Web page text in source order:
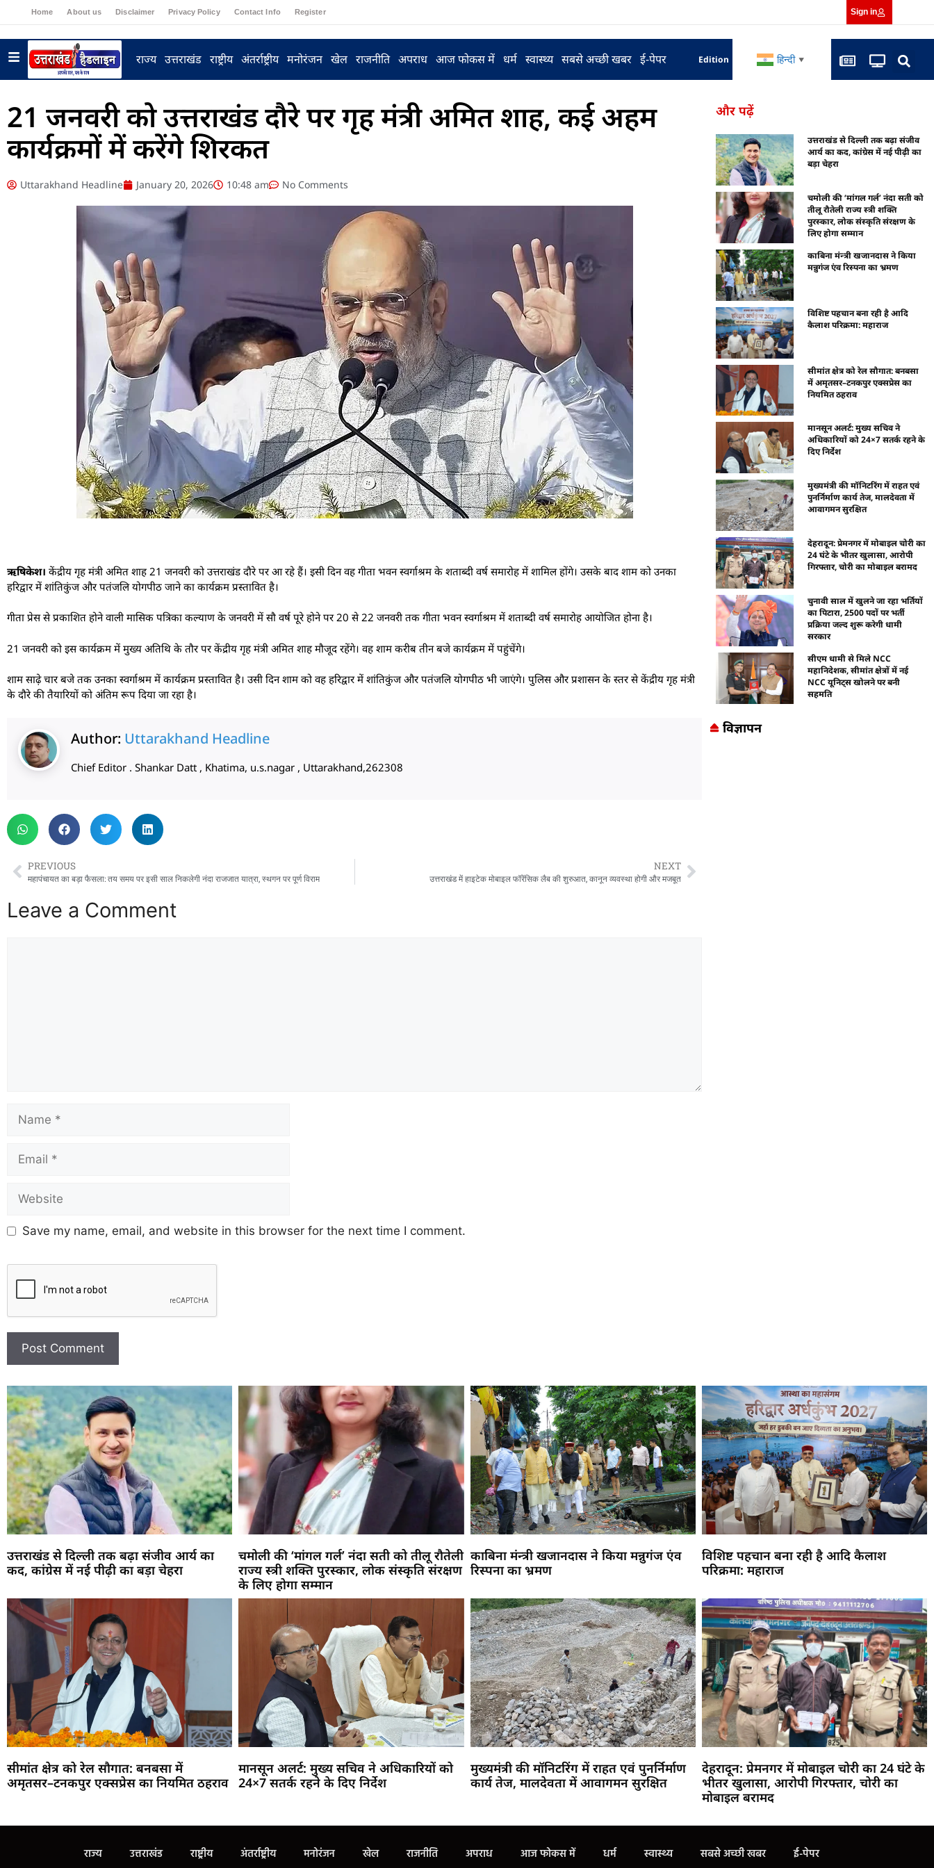
Home About us Disclaimer Privacy Policy Contact Info Register Sign in
राज्य उत्तराखंड राष्ट्रीय अंतर्राष्ट्रीय मनोरंजन खेल राजनीति अपराध आज फोकस में धर्म स्वास्थ्य सबसे अच्छी खबर ई-पेपर Edition हिन्दी ▼
21 जनवरी को उत्तराखंड दौरे पर गृह मंत्री अमित शाह, कई अहम
कार्यक्रमों में करेंगे शिरकत
Uttarakhand Headline January 20, 2026 10:48 am No Comments
ऋषिकेश। केंद्रीय गृह मंत्री अमित शाह 21 जनवरी को उत्तराखंड दौरे पर आ रहे हैं। इसी दिन वह गीता भवन स्वर्गाश्रम के शताब्दी वर्ष समारोह में शामिल होंगे। उसके बाद शाम को उनका
हरिद्वार में शांतिकुंज और पतंजलि योगपीठ जाने का कार्यक्रम प्रस्तावित है।
गीता प्रेस से प्रकाशित होने वाली मासिक पत्रिका कल्याण के जनवरी में सौ वर्ष पूरे होने पर 20 से 22 जनवरी तक गीता भवन स्वर्गाश्रम में शताब्दी वर्ष समारोह आयोजित होना है।
21 जनवरी को इस कार्यक्रम में मुख्य अतिथि के तौर पर केंद्रीय गृह मंत्री अमित शाह मौजूद रहेंगे। वह शाम करीब तीन बजे कार्यक्रम में पहुंचेंगे।
शाम साढ़े चार बजे तक उनका स्वर्गाश्रम में कार्यक्रम प्रस्तावित है। उसी दिन शाम को वह हरिद्वार में शांतिकुंज और पतंजलि योगपीठ भी जाएंगे। पुलिस और प्रशासन के स्तर से केंद्रीय गृह मंत्री
के दौरे की तैयारियों को अंतिम रूप दिया जा रहा है।
Author: Uttarakhand Headline
Chief Editor . Shankar Datt , Khatima, u.s.nagar , Uttarakhand,262308
PREVIOUS
महापंचायत का बड़ा फैसला: तय समय पर इसी साल निकलेगी नंदा राजजात यात्रा, स्थगन पर पूर्ण विराम
NEXT
उत्तराखंड में हाइटेक मोबाइल फॉरेंसिक लैब की शुरुआत, कानून व्यवस्था होगी और मजबूत
Leave a Comment
Save my name, email, and website in this browser for the next time I comment.
और पढ़ें
उत्तराखंड से दिल्ली तक बढ़ा संजीव
आर्य का कद, कांग्रेस में नई पीढ़ी का
बड़ा चेहरा
चमोली की ‘मांगल गर्ल’ नंदा सती को
तीलू रौतेली राज्य स्त्री शक्ति
पुरस्कार, लोक संस्कृति संरक्षण के
लिए होगा सम्मान
काबिना मंन्त्री खजानदास ने किया
मन्नुगंज एंव रिस्पना का भ्रमण
विशिष्ट पहचान बना रही है आदि
कैलाश परिक्रमा: महाराज
सीमांत क्षेत्र को रेल सौगात: बनबसा
में अमृतसर–टनकपुर एक्सप्रेस का
नियमित ठहराव
मानसून अलर्ट: मुख्य सचिव ने
अधिकारियों को 24×7 सतर्क रहने के
दिए निर्देश
मुख्यमंत्री की मॉनिटरिंग में राहत एवं
पुनर्निर्माण कार्य तेज, मालदेवता में
आवागमन सुरक्षित
देहरादून: प्रेमनगर में मोबाइल चोरी का
24 घंटे के भीतर खुलासा, आरोपी
गिरफ्तार, चोरी का मोबाइल बरामद
चुनावी साल में खुलने जा रहा भर्तियों
का पिटारा, 2500 पदों पर भर्ती
प्रक्रिया जल्द शुरू करेगी धामी
सरकार
सीएम धामी से मिले NCC
महानिदेशक, सीमांत क्षेत्रों में नई
NCC यूनिट्स खोलने पर बनी
सहमति
विज्ञापन
उत्तराखंड से दिल्ली तक बढ़ा संजीव आर्य का
कद, कांग्रेस में नई पीढ़ी का बड़ा चेहरा
चमोली की ‘मांगल गर्ल’ नंदा सती को तीलू रौतेली
राज्य स्त्री शक्ति पुरस्कार, लोक संस्कृति संरक्षण
के लिए होगा सम्मान
काबिना मंन्त्री खजानदास ने किया मन्नुगंज एंव
रिस्पना का भ्रमण
विशिष्ट पहचान बना रही है आदि कैलाश
परिक्रमा: महाराज
सीमांत क्षेत्र को रेल सौगात: बनबसा में
अमृतसर–टनकपुर एक्सप्रेस का नियमित ठहराव
मानसून अलर्ट: मुख्य सचिव ने अधिकारियों को
24×7 सतर्क रहने के दिए निर्देश
मुख्यमंत्री की मॉनिटरिंग में राहत एवं पुनर्निर्माण
कार्य तेज, मालदेवता में आवागमन सुरक्षित
देहरादून: प्रेमनगर में मोबाइल चोरी का 24 घंटे के
भीतर खुलासा, आरोपी गिरफ्तार, चोरी का
मोबाइल बरामद
राज्य उत्तराखंड राष्ट्रीय अंतर्राष्ट्रीय मनोरंजन खेल राजनीति अपराध आज फोकस में धर्म स्वास्थ्य सबसे अच्छी खबर ई-पेपर